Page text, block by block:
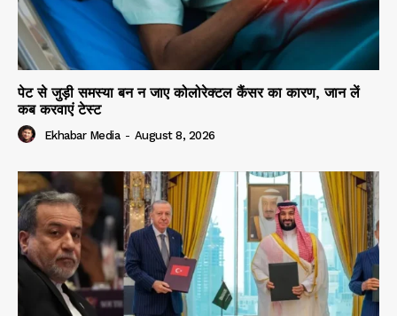
पेट से जुड़ी समस्या बन न जाए कोलोरेक्टल कैंसर का कारण, जान लें
कब करवाएं टेस्ट
Ekhabar Media - August 8, 2026